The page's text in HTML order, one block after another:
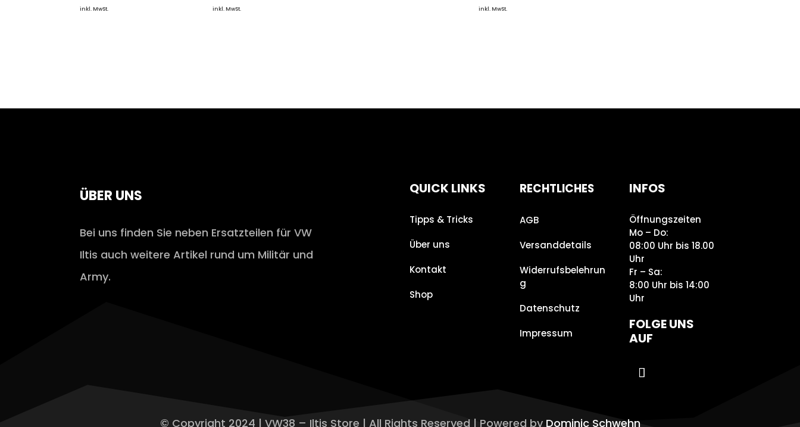
inkl. MwSt. inkl. MwSt. inkl. MwSt.
ÜBER UNS
Bei uns finden Sie neben Ersatzteilen für VW
Iltis auch weitere Artikel rund um Militär und
Army.
QUICK LINKS
Tipps & Tricks
Über uns
Kontakt
Shop
RECHTLICHES
AGB
Versanddetails
Widerrufsbelehrun
g
Datenschutz
Impressum
INFOS
Öffnungszeiten
Mo – Do:
08:00 Uhr bis 18.00
Uhr
Fr – Sa:
8:00 Uhr bis 14:00
Uhr
FOLGE UNS
AUF
© Copyright 2024 | VW38 – Iltis Store | All Rights Reserved | Powered by Dominic Schwehn